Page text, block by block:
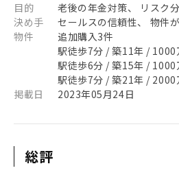
目的
老後の年金対策、 リスク
決め手
セールスの信頼性、 物件
物件
追加購入3件
駅徒歩7分 / 築11年 / 1000
駅徒歩6分 / 築15年 / 1000
駅徒歩7分 / 築21年 / 2000
掲載日
2023年05月24日
総評